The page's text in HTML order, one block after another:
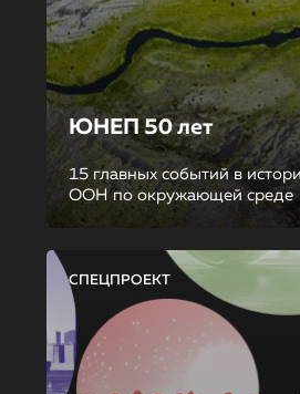
ЮНЕП 50 лет
15 главных событий в
ООН по окружающей среде
СПЕЦПРОЕКТ